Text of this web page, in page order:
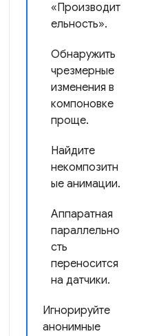
«Производит
ельность».
Обнаружить
чрезмерные
изменения в
компоновке
проще.
Найдите
некомпозитн
ые анимации.
Аппаратная
параллельно
сть
переносится
на датчики.
Игнорируйте
анонимные